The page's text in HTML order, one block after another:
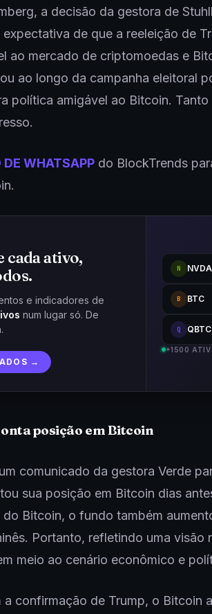
a decisão da gestora de
de que a reeleição de
ao mercado de criptomoedas e
ao longo da campanha eleitoral
política amigável ao Bitcoin. Tanto
DE WHATSAPP do BlockTrends
cada ativo,
e indicadores de
num lugar só. De
→
N NVDA
B BTC
Q
+1500
posição em Bitcoin
comunicado da gestora Verde
sua posição em Bitcoin dias
Bitcoin, o fundo também
Portanto, refletindo uma visão
meio ao cenário econômico e
a confirmação de Trump, o Bitcoin